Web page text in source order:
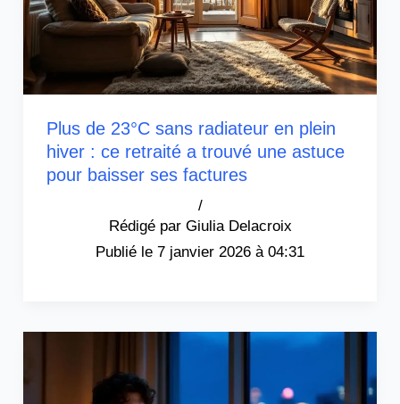
Plus de 23°C sans radiateur en plein
hiver : ce retraité a trouvé une astuce
pour baisser ses factures
Giulia Delacroix
/
7 janvier 2026 à 04:31